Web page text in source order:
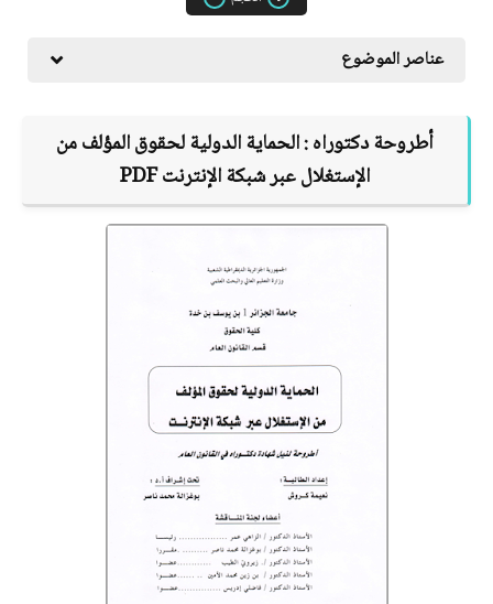
عناصر الموضوع
أطروحة دكتوراه :الحماية الدولية لحقوق المؤلف من
الإستغلال عبر شبكة الإنترنتPDF